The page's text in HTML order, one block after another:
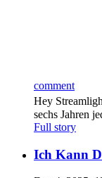
comment
Hey
sechs Jahren
Full story
Ich Kann